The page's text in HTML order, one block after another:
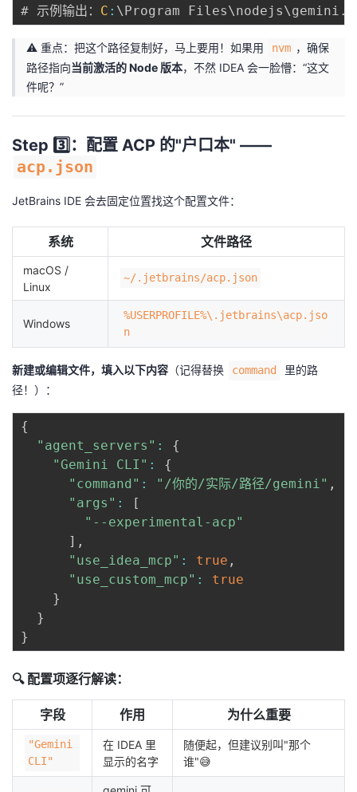
# 示例输出： C : \Program Files\nodejs\gemini .
⚠️ 重点：把这个路径复制好，马上要用！如果用 nvm ，确保
路径指向当前激活的 Node 版本，不然 IDEA 会一脸懵：“这文
件呢？”
Step 3️⃣：配置 ACP 的"户口本" ——
acp.json
JetBrains IDE 会去固定位置找这个配置文件：
系统 文件路径
macOS /
Linux
~/.jetbrains/acp.json
Windows
%USERPROFILE%\.jetbrains\acp.jso
n
新建或编辑文件，填入以下内容 （记得替换 command
里的路
径！）：
{
"agent_servers" :
{
"Gemini CLI" :
{
"command" : "/你的/实际/路径/gemini" ,
"args" :
[
"--experimental-acp"
] ,
"use_idea_mcp" : true ,
"use_custom_mcp" :
true
}
}
}
🔍 配置项逐行解读：
字段 作用 为什么重要
"Gemini
CLI"
在 IDEA 里
显示的名字
随便起，但建议别叫"那个
谁"😅